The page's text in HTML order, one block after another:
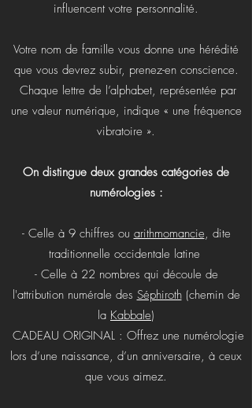
influencent votre personnalité.
Votre nom de famille vous donne une hérédité
que vous devrez subir, prenez-en conscience.
Chaque lettre de l’alphabet, représentée par
une valeur numérique, indique « une fréquence
vibratoire ».
On distingue deux grandes catégories de
numérologies :
- Celle à 9 chiffres ou arithmomancie, dite
traditionnelle occidentale latine
- Celle à 22 nombres qui découle de
l'attribution numérale des Séphiroth(chemin de
la Kabbale)
CADEAU ORIGINAL : Offrez une numérologie
lors d’une naissance, d’un anniversaire, à ceux
que vous aimez.